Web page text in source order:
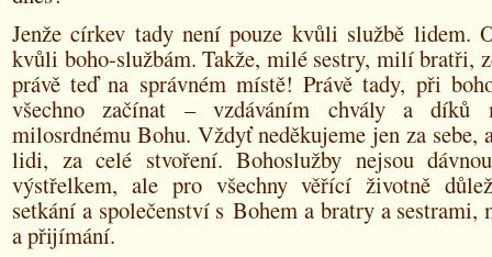
Jenže církev tady není pouze kvůli službě lidem.
kvůli boho-službám. Takže, milé sestry, milí bratři,
právě teď na správném místě! Právě tady, při
všechno začínat – vzdáváním chvály a díků
milosrdnému Bohu. Vždyť neděkujeme jen za sebe,
lidi, za celé stvoření. Bohoslužby nejsou
výstřelkem, ale pro všechny věřící životně
setkání a společenství s Bohem a bratry a sestrami,
a přijímání.